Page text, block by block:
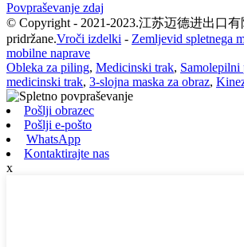
Povpraševanje zdaj
© Copyright - 2021-2023.江苏迈德进出口有
pridržane.Vroči izdelki - Zemljevid spletnega
mobilne naprave
Obleka za piling, Medicinski trak, Samolepilni
medicinski trak, 3-slojna maska za obraz,
Pošlji obrazec
Pošlji e-pošto
WhatsApp
Kontaktirajte nas
x